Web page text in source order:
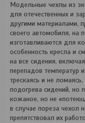
Модельные чехлы из
для отечественных и
другими материалами,
своего автомобиля, на
изготавливаются для
особенность кресла и
на все сидения,
перепадов температур
трескаясь и не
подогрева сидений, но
кожаное, но не
в случае пореза чехол
препятствовал их